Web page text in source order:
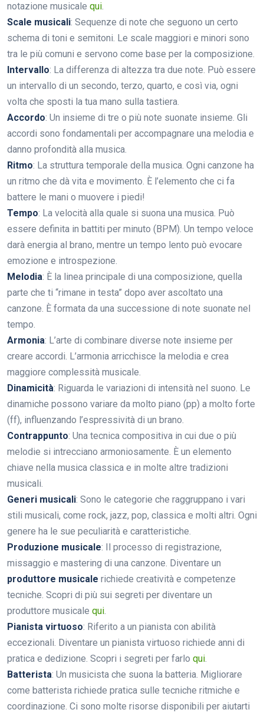
notazione musicale qui.
Scale musicali: Sequenze di note che seguono un certo
schema di toni e semitoni. Le scale maggiori e minori sono
tra le più comuni e servono come base per la composizione.
Intervallo: La differenza di altezza tra due note. Può essere
un intervallo di un secondo, terzo, quarto, e così via, ogni
volta che sposti la tua mano sulla tastiera.
Accordo: Un insieme di tre o più note suonate insieme. Gli
accordi sono fondamentali per accompagnare una melodia e
danno profondità alla musica.
Ritmo: La struttura temporale della musica. Ogni canzone ha
un ritmo che dà vita e movimento. È l’elemento che ci fa
battere le mani o muovere i piedi!
Tempo: La velocità alla quale si suona una musica. Può
essere definita in battiti per minuto (BPM). Un tempo veloce
darà energia al brano, mentre un tempo lento può evocare
emozione e introspezione.
Melodia: È la linea principale di una composizione, quella
parte che ti “rimane in testa” dopo aver ascoltato una
canzone. È formata da una successione di note suonate nel
tempo.
Armonia: L’arte di combinare diverse note insieme per
creare accordi. L’armonia arricchisce la melodia e crea
maggiore complessità musicale.
Dinamicità: Riguarda le variazioni di intensità nel suono. Le
dinamiche possono variare da molto piano (pp) a molto forte
(ff), influenzando l’espressività di un brano.
Contrappunto: Una tecnica compositiva in cui due o più
melodie si intrecciano armoniosamente. È un elemento
chiave nella musica classica e in molte altre tradizioni
musicali.
Generi musicali: Sono le categorie che raggruppano i vari
stili musicali, come rock, jazz, pop, classica e molti altri. Ogni
genere ha le sue peculiarità e caratteristiche.
Produzione musicale: Il processo di registrazione,
missaggio e mastering di una canzone. Diventare un
produttore musicale richiede creatività e competenze
tecniche. Scopri di più sui segreti per diventare un
produttore musicale qui.
Pianista virtuoso: Riferito a un pianista con abilità
eccezionali. Diventare un pianista virtuoso richiede anni di
pratica e dedizione. Scopri i segreti per farlo qui.
Batterista: Un musicista che suona la batteria. Migliorare
come batterista richiede pratica sulle tecniche ritmiche e
coordinazione. Ci sono molte risorse disponibili per aiutarti